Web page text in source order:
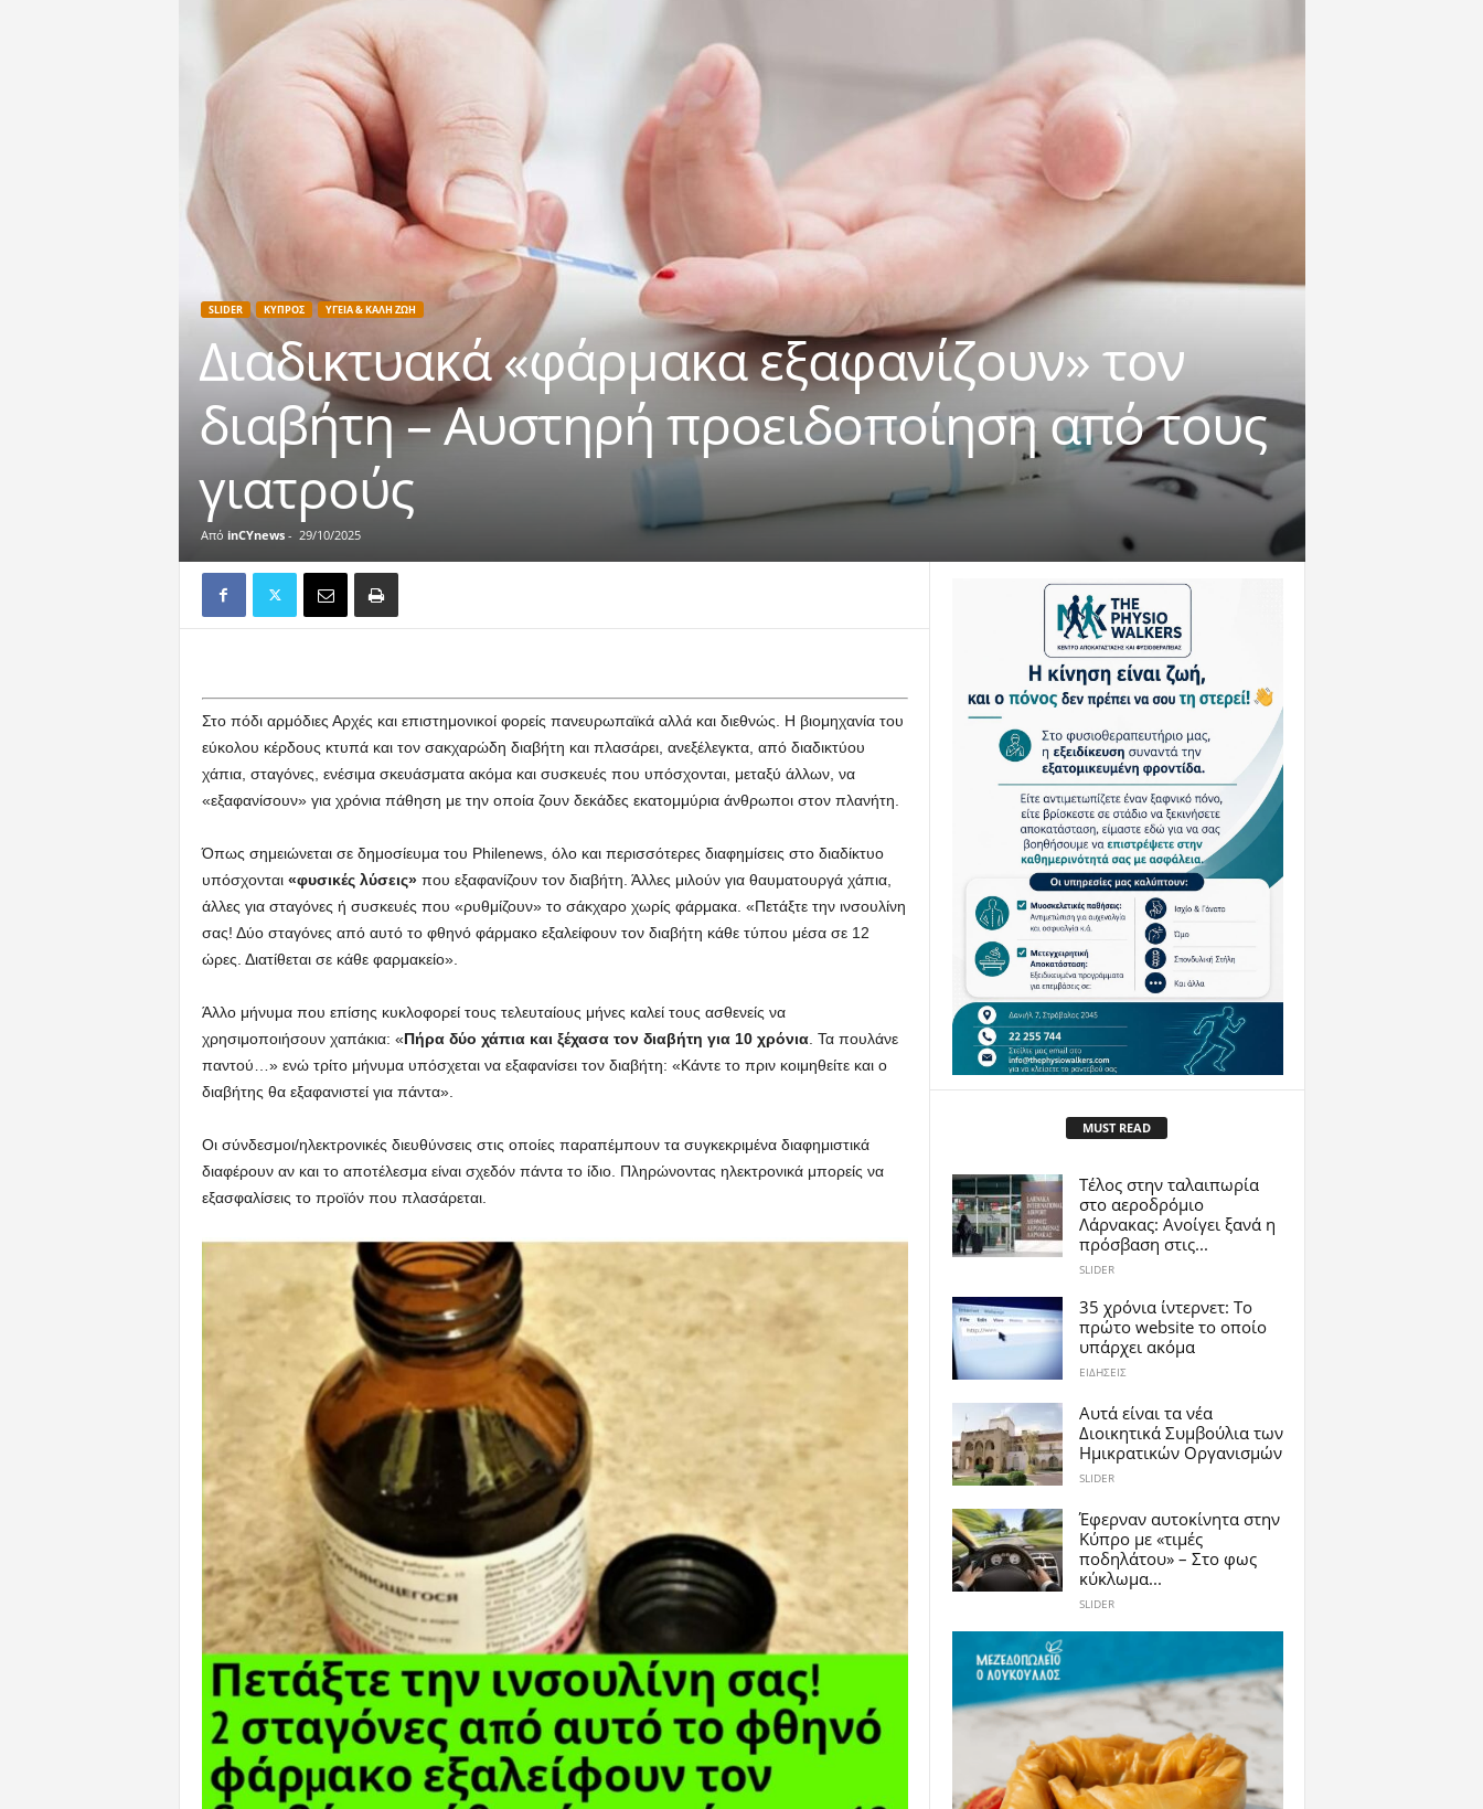
SLIDER ΚΥΠΡΟΣ ΥΓΕΙΑ & ΚΑΛΗ ΖΩΗ
Διαδικτυακά «φάρμακα εξαφανίζουν» τον
διαβήτη – Αυστηρή προειδοποίηση από τους
γιατρούς
Από inCYnews- 29/10/2025
Στο πόδι αρμόδιες Αρχές και επιστημονικοί φορείς πανευρωπαϊκά αλλά και διεθνώς. Η βιομηχανία του
εύκολου κέρδους κτυπά και τον σακχαρώδη διαβήτη και πλασάρει, ανεξέλεγκτα, από διαδικτύου
χάπια, σταγόνες, ενέσιμα σκευάσματα ακόμα και συσκευές που υπόσχονται, μεταξύ άλλων, να
«εξαφανίσουν» για χρόνια πάθηση με την οποία ζουν δεκάδες εκατομμύρια άνθρωποι στον πλανήτη.
Όπως σημειώνεται σε δημοσίευμα του Philenews, όλο και περισσότερες διαφημίσεις στο διαδίκτυο
υπόσχονται «φυσικές λύσεις»που εξαφανίζουν τον διαβήτη. Άλλες μιλούν για θαυματουργά χάπια,
άλλες για σταγόνες ή συσκευές που «ρυθμίζουν» το σάκχαρο χωρίς φάρμακα. «Πετάξτε την ινσουλίνη
σας! Δύο σταγόνες από αυτό το φθηνό φάρμακο εξαλείφουν τον διαβήτη κάθε τύπου μέσα σε 12
ώρες. Διατίθεται σε κάθε φαρμακείο».
Άλλο μήνυμα που επίσης κυκλοφορεί τους τελευταίους μήνες καλεί τους ασθενείς να
χρησιμοποιήσουν χαπάκια: «Πήρα δύο χάπια και ξέχασα τον διαβήτη για 10 χρόνια. Τα πουλάνε
παντού…» ενώ τρίτο μήνυμα υπόσχεται να εξαφανίσει τον διαβήτη: «Κάντε το πριν κοιμηθείτε και ο
διαβήτης θα εξαφανιστεί για πάντα».
Οι σύνδεσμοι/ηλεκτρονικές διευθύνσεις στις οποίες παραπέμπουν τα συγκεκριμένα διαφημιστικά
διαφέρουν αν και το αποτέλεσμα είναι σχεδόν πάντα το ίδιο. Πληρώνοντας ηλεκτρονικά μπορείς να
εξασφαλίσεις το προϊόν που πλασάρεται.
MUST READ
Tέλος στην ταλαιπωρία
στο αεροδρόμιο
Λάρνακας: Ανοίγει ξανά η
πρόσβαση στις...
SLIDER
35 χρόνια ίντερνετ: Το
πρώτο website το οποίο
υπάρχει ακόμα
ΕΙΔΗΣΕΙΣ
Αυτά είναι τα νέα
Διοικητικά Συμβούλια των
Ημικρατικών Οργανισμών
SLIDER
Έφερναν αυτοκίνητα στην
Κύπρο με «τιμές
ποδηλάτου» – Στο φως
κύκλωμα...
SLIDER